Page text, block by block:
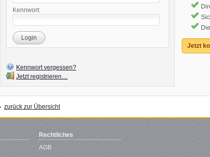
Kennwort:
Login
Kennwort vergessen?
Jetzt registrieren…
Jetzt
zurück zur Übersicht
Rechtliches
AGB